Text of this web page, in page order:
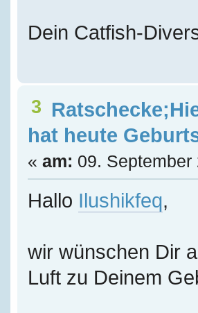
Dein Catfish-
3
hat heute
« am: 09.
Hallo Ilushikfeq,
wir wünschen Dir
Luft zu Deinem